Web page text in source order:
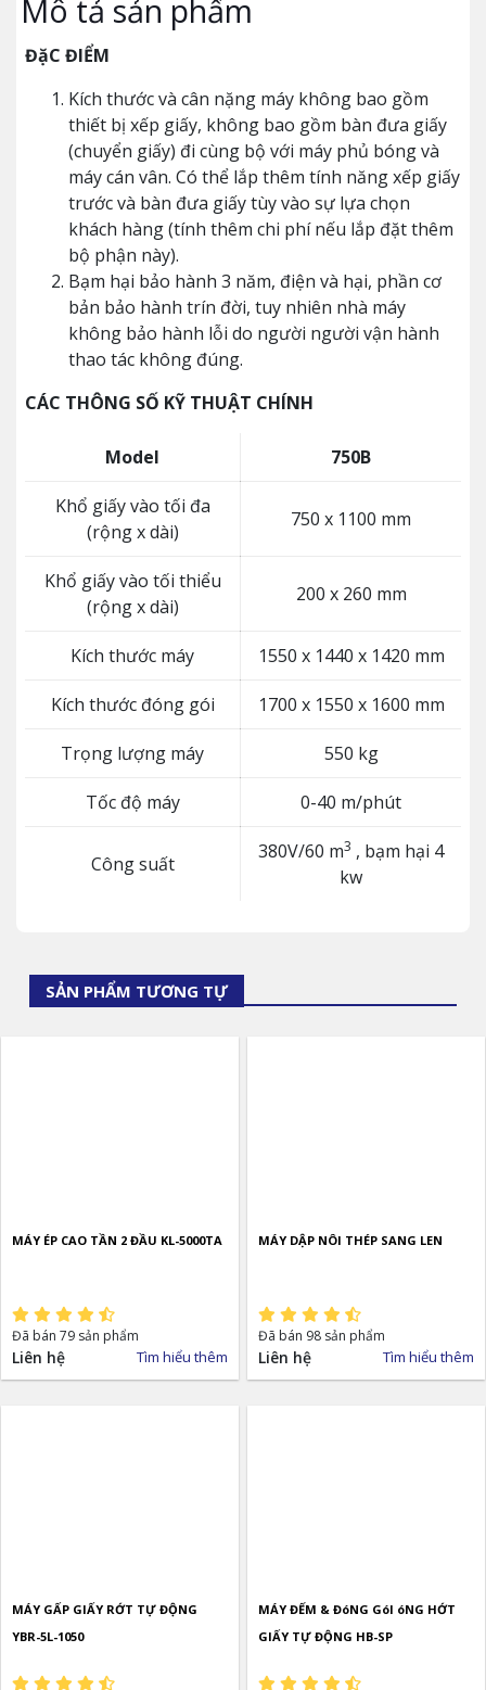
Mô tả sản phẩm
ĐặC ĐIỂM
Kích thước và cân nặng máy không bao gồm
thiết bị xếp giấy, không bao gồm bàn đưa giấy
(chuyển giấy) đi cùng bộ với máy phủ bóng và
máy cán vân. Có thể lắp thêm tính năng xếp giấy
trước và bàn đưa giấy tùy vào sự lựa chọn
khách hàng (tính thêm chi phí nếu lắp đặt thêm
bộ phận này).
Bạm hại bảo hành 3 năm, điện và hại, phần cơ
bản bảo hành trín đời, tuy nhiên nhà máy
không bảo hành lỗi do người người vận hành
thao tác không đúng.
CÁC THÔNG SỐ KỸ THUẬT CHÍNH
Model 750B
Khổ giấy vào tối đa
(rộng x dài)
750 x 1100 mm
Khổ giấy vào tối thiểu
(rộng x dài)
200 x 260 mm
Kích thước máy 1550 x 1440 x 1420 mm
Kích thước đóng gói 1700 x 1550 x 1600 mm
Trọng lượng máy 550 kg
Tốc độ máy 0-40 m/phút
Công suất
380V/60 m3 , bạm hại 4
kw
SẢN PHẨM TƯƠNG TỰ
MÁY ÉP CAO TẦN 2 ĐẦU KL-5000TA
Đã bán 79 sản phẩm
Liên hệ Tìm hiểu thêm
MÁY DẬP NÔI THÉP SANG LEN
Đã bán 98 sản phẩm
Liên hệ Tìm hiểu thêm
MÁY GẤP GIẤY RỚT TỰ ĐỘNG
YBR-5L-1050
MÁY ĐẾM & ĐóNG GóI óNG HỚT
GIẤY TỰ ĐỘNG HB-SP